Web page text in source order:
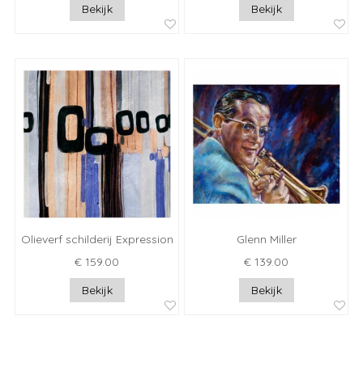
Bekijk
Bekijk
Olieverf schilderij Expression
€ 159.00
Bekijk
Glenn Miller
€ 139.00
Bekijk